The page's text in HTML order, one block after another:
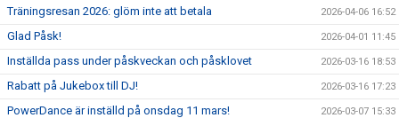
Träningsresan 2026: glöm inte att betala 2026-04-06 16:52
Glad Påsk! 2026-04-01 11:45
Inställda pass under påskveckan och påsklovet 2026-03-16 18:53
Rabatt på Jukebox till DJ! 2026-03-16 17:23
PowerDance är inställd på onsdag 11 mars! 2026-03-07 15:33